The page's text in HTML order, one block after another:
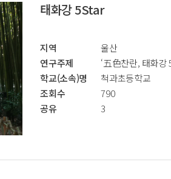
태화강 5Star
지역
울산
연구주제
‘五色찬란, 태화강
학교(소속)명
척과초등학교
조회수
790
공유
3